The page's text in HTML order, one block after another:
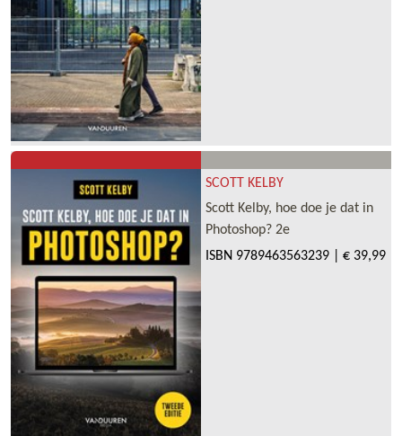
SCOTT KELBY
Scott Kelby, hoe doe je dat in
Photoshop? 2e
ISBN 9789463563239 € 39,99